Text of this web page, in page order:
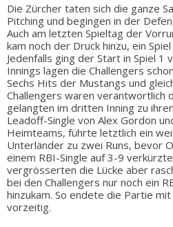
Die Zürcher taten sich die ganze
Pitching und begingen in der
Auch am letzten Spieltag der
kam noch der Druck hinzu, ein
Jedenfalls ging der Start in Spiel 1
Innings lagen die Challengers
Sechs Hits der Mustangs und
Challengers waren verantwortlich
gelangten im dritten Inning zu
Leadoff-Single von Alex Gordon
Heimteams, führte letztlich ein
Unterländer zu zwei Runs, bevor
einem RBI-Single auf 3-9
vergrösserten die Lücke aber
bei den Challengers nur noch ein
hinzukam. So endete die Partie
vorzeitig.